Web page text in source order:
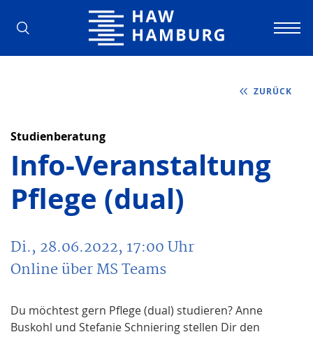
Hochschule für Angewandte
ZURÜCK
Studienberatung
Info-Veranstaltung
Pflege (dual)
Di., 28.06.2022, 17:00Uhr
Online über MS Teams
Du möchtest gern Pflege (dual) studieren? Anne
Buskohl und Stefanie Schniering stellen Dir den